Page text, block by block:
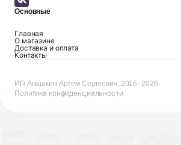
Основные
Главная
О магазине
Доставка и оплата
Контакты
ИП Анашкин Артем Сергеевич, 2016–2026
Политика конфиденциальности